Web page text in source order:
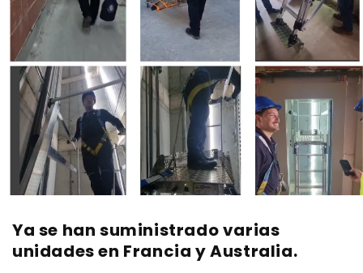
Ya se han suministrado varias
unidades en Francia y Australia.